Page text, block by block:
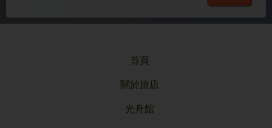
首頁
關於旅店
光舟館